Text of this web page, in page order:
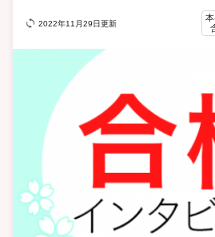
2022年11月29日更新